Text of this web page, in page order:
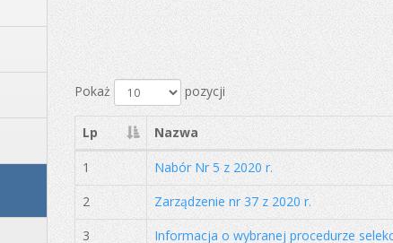
Pokaż pozycji
Lp Nazwa
1 Nabór Nr 5 z 2020 r.
2 Zarządzenie nr 37 z 2020 r.
3 Informacja o wybranej procedurze